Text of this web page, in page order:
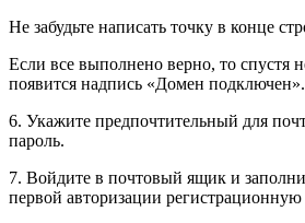
Не забудьте написать точку в конце
Если все выполнено верно, то спустя
появится надпись «Домен подключен».
6. Укажите предпочтительный для
пароль.
7. Войдите в почтовый ящик и
первой авторизации